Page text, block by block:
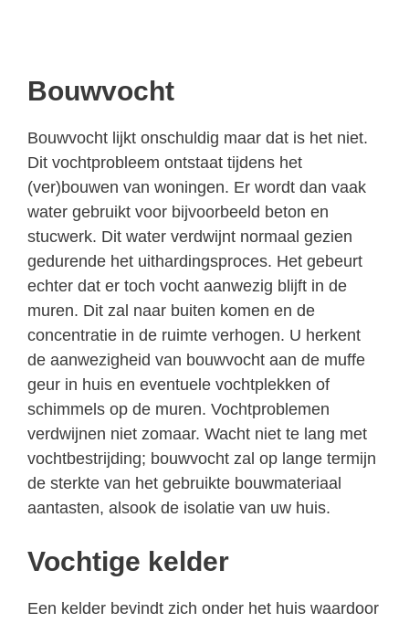
Bouwvocht
Bouwvocht lijkt onschuldig maar dat is het niet.
Dit vochtprobleem ontstaat tijdens het
(ver)bouwen van woningen. Er wordt dan vaak
water gebruikt voor bijvoorbeeld beton en
stucwerk. Dit water verdwijnt normaal gezien
gedurende het uithardingsproces. Het gebeurt
echter dat er toch vocht aanwezig blijft in de
muren. Dit zal naar buiten komen en de
concentratie in de ruimte verhogen. U herkent
de aanwezigheid van bouwvocht aan de muffe
geur in huis en eventuele vochtplekken of
schimmels op de muren. Vochtproblemen
verdwijnen niet zomaar. Wacht niet te lang met
vochtbestrijding; bouwvocht zal op lange termijn
de sterkte van het gebruikte bouwmateriaal
aantasten, alsook de isolatie van uw huis.
Vochtige kelder
Een kelder bevindt zich onder het huis waardoor